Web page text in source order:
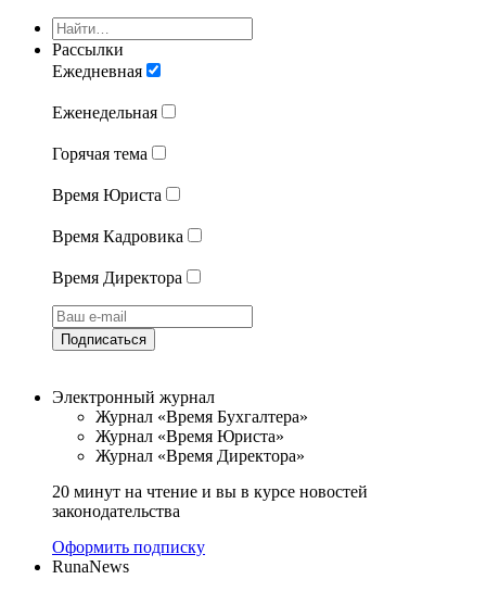
Рассылки
Ежедневная
Еженедельная
Горячая тема
Время Юриста
Время Кадровика
Время Директора
Подписаться
Электронный журнал
Журнал «Время Бухгалтера»
Журнал «Время Юриста»
Журнал «Время Директора»
20 минут на чтение и вы в курсе новостей
законодательства
Оформить подписку
RunaNews